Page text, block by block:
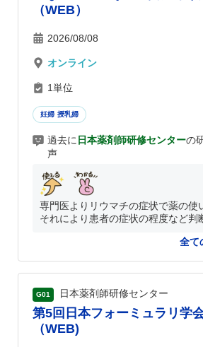
（WEB）
2026/08/08
オンライン
1単位
妊婦 授乳婦
過去に 日本薬剤師研修センターの
声
専門医よりリウマチの症状で薬の使
それにより患者の症状の程度など判
全て
G01 日本薬剤師研修センター
第5回日本フォーミュラリ学
（WEB)